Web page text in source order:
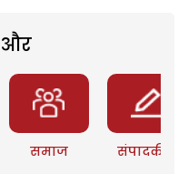
और
समाज संपादकीय